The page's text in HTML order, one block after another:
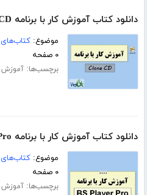
دانلود کتاب آموزش کار با برنامه Clone CD
موضوع:کتاب‌های
۰ صفحه
برچسب‌ها:
دانلود کتاب آموزش کار با برنامه BS Player Pro
موضوع:کتاب‌های
۰ صفحه
برچسب‌ها:آموزش